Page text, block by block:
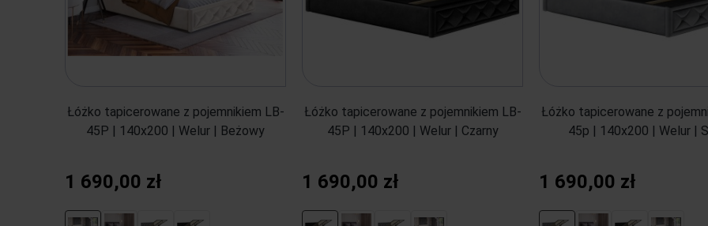
Łóżko tapicerowane z pojemnikiem LB-
45P | 140x200 | Welur | Beżowy
1 690,00 zł
Łóżko tapicerowane z pojemnikiem LB-
45P | 140x200 | Welur | Czarny
1 690,00 zł
Łóżko tapicerowane z
45p | 140x200 | Welur |
1 690,00 zł